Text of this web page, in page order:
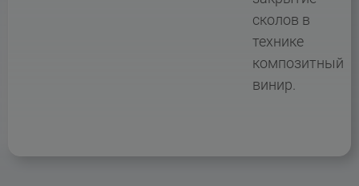
сколов в
технике
композитный
винир.